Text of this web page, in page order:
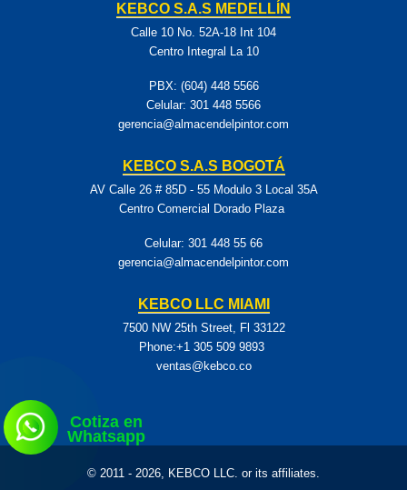
Cotiza en
Whatsapp
KEBCO S.A.S MEDELLÍN
Calle 10 No. 52A-18 Int 104
Centro Integral La 10
PBX: (604) 448 5566
Celular: 301 448 5566
gerencia@almacendelpintor.com
KEBCO S.A.S BOGOTÁ
AV Calle 26 # 85D - 55 Modulo 3 Local 35A
Centro Comercial Dorado Plaza
Celular: 301 448 55 66
gerencia@almacendelpintor.com
KEBCO LLC MIAMI
7500 NW 25th Street, Fl 33122
Phone:+1 305 509 9893
ventas@kebco.co
© 2011 - 2026, KEBCO LLC. or its affiliates.